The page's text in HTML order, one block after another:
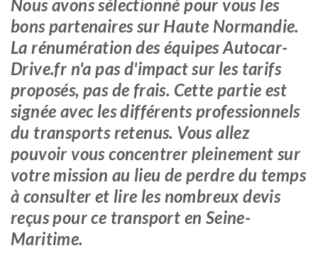
Nous avons sélectionné pour vous les
bons partenaires sur Haute Normandie.
La rénumération des équipes Autocar-
Drive.fr n'a pas d'impact sur les tarifs
proposés, pas de frais. Cette partie est
signée avec les différents professionnels
du transports retenus. Vous allez
pouvoir vous concentrer pleinement sur
votre mission au lieu de perdre du temps
à consulter et lire les nombreux devis
reçus pour ce transport en Seine-
Maritime.